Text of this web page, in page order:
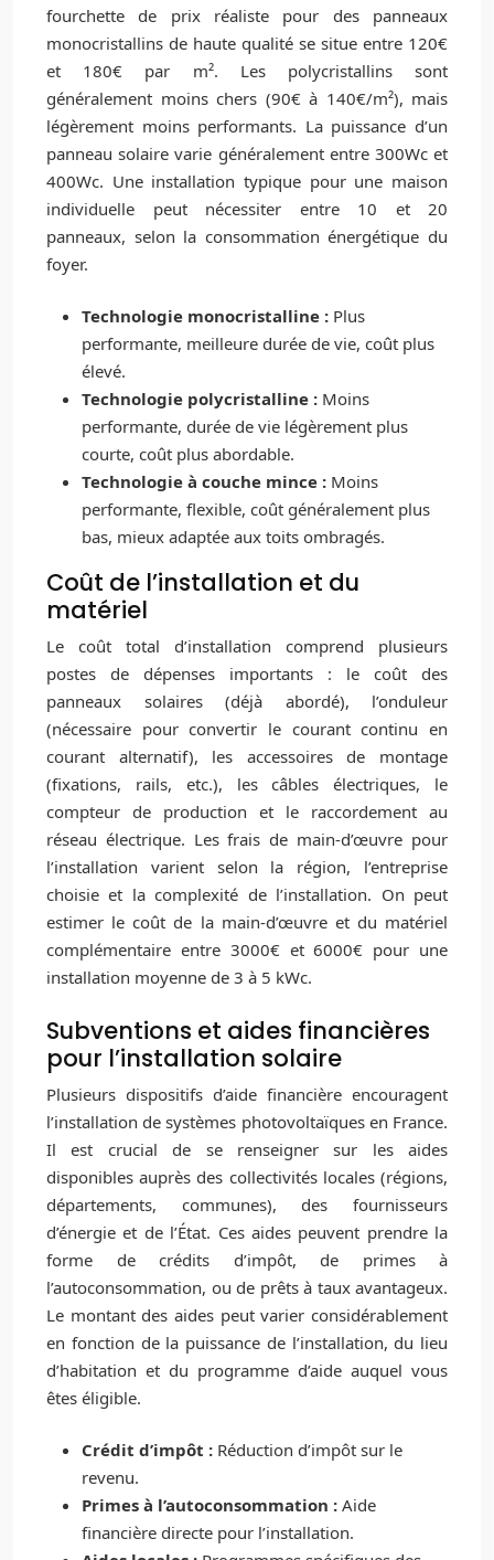
fourchette de prix réaliste pour des panneaux
monocristallins de haute qualité se situe entre 120€
et 180€ par m². Les polycristallins sont
généralement moins chers (90€ à 140€/m²), mais
légèrement moins performants. La puissance d’un
panneau solaire varie généralement entre 300Wc et
400Wc. Une installation typique pour une maison
individuelle peut nécessiter entre 10 et 20
panneaux, selon la consommation énergétique du
foyer.
Technologie monocristalline : Plus
performante, meilleure durée de vie, coût plus
élevé.
Technologie polycristalline : Moins
performante, durée de vie légèrement plus
courte, coût plus abordable.
Technologie à couche mince : Moins
performante, flexible, coût généralement plus
bas, mieux adaptée aux toits ombragés.
Coût de l’installation et du
matériel
Le coût total d’installation comprend plusieurs
postes de dépenses importants : le coût des
panneaux solaires (déjà abordé), l’onduleur
(nécessaire pour convertir le courant continu en
courant alternatif), les accessoires de montage
(fixations, rails, etc.), les câbles électriques, le
compteur de production et le raccordement au
réseau électrique. Les frais de main-d’œuvre pour
l’installation varient selon la région, l’entreprise
choisie et la complexité de l’installation. On peut
estimer le coût de la main-d’œuvre et du matériel
complémentaire entre 3000€ et 6000€ pour une
installation moyenne de 3 à 5 kWc.
Subventions et aides financières
pour l’installation solaire
Plusieurs dispositifs d’aide financière encouragent
l’installation de systèmes photovoltaïques en France.
Il est crucial de se renseigner sur les aides
disponibles auprès des collectivités locales (régions,
départements, communes), des fournisseurs
d’énergie et de l’État. Ces aides peuvent prendre la
forme de crédits d’impôt, de primes à
l’autoconsommation, ou de prêts à taux avantageux.
Le montant des aides peut varier considérablement
en fonction de la puissance de l’installation, du lieu
d’habitation et du programme d’aide auquel vous
êtes éligible.
Crédit d’impôt : Réduction d’impôt sur le
revenu.
Primes à l’autoconsommation : Aide
financière directe pour l’installation.